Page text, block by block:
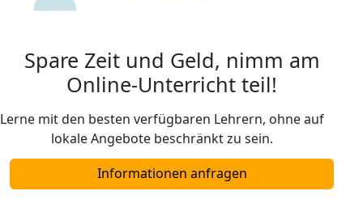
Spare Zeit und Geld, nimm am
Online-Unterricht teil!
Lerne mit den besten verfügbaren Lehrern, ohne auf
lokale Angebote beschränkt zu sein.
Informationen anfragen